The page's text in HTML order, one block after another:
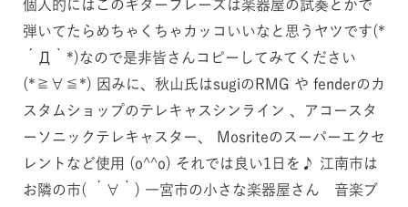
個人的にはこのギターフレーズは楽器屋の試奏とかで
弾いてたらめちゃくちゃカッコいいなと思うヤツです(*
´Д｀*)なので是非皆さんコピーしてみてください
(*≧∀≦*) 因みに、秋山氏はsugiのRMG や fenderのカ
スタムショップのテレキャスシンライン 、アコースタ
ーソニックテレキャスター、 Mosriteのスーパーエクセ
レントなど使用 (o^^o) それでは良い1日を♪ 江南市は
お隣の市( ´∀｀) 一宮市の小さな楽器屋さん 音楽ブ